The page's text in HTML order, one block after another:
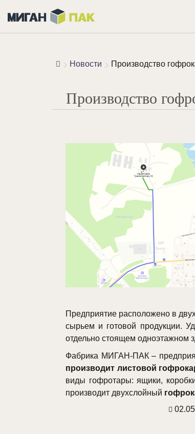
Новости Производство
Производство
Предприятие расположено в
сырьем и готовой продукции.
отдельно стоящем одноэтажном
Фабрика МИГАН-ПАК –
производит листовой
виды гофротары: ящики,
производит двухслойный